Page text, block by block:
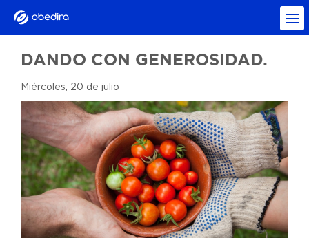
DANDO CON GENEROSIDAD.
Miércoles, 20 de julio